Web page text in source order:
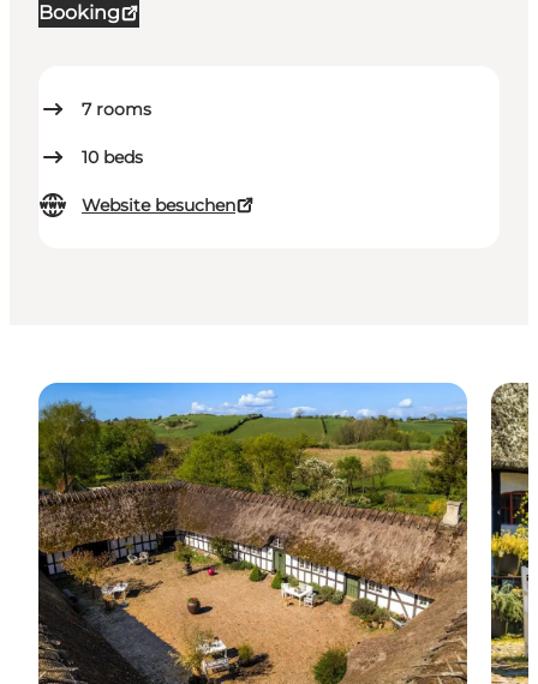
Booking
7 rooms
10 beds
Website besuchen